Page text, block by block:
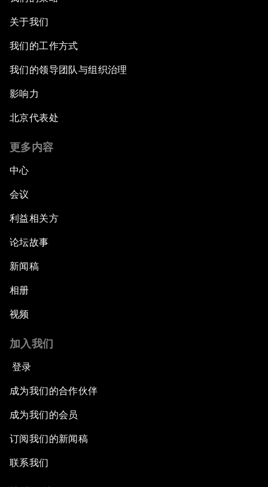
关于我们
我们的工作方式
我们的领导团队与组织治理
影响力
北京代表处
更多内容
中心
会议
利益相关方
论坛故事
新闻稿
相册
视频
加入我们
登录
成为我们的合作伙伴
成为我们的会员
订阅我们的新闻稿
联系我们